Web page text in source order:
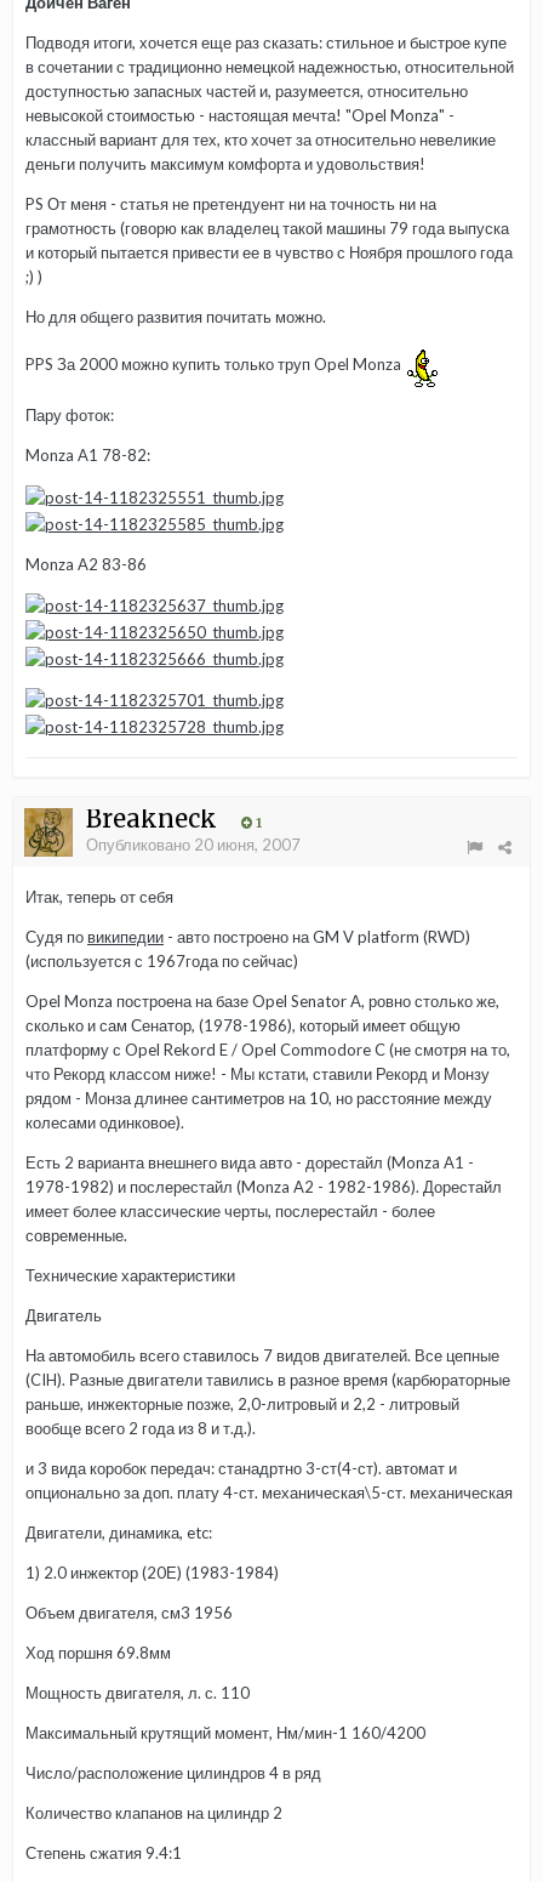
Подводя итоги, хочется еще раз сказать: стильное и быстрое купе
в сочетании с традиционно немецкой надежностью, относительной
доступностью запасных частей и, разумеется, относительно
невысокой стоимостью - настоящая мечта! "Opel Monza" -
классный вариант для тех, кто хочет за относительно невеликие
деньги получить максимум комфорта и удовольствия!
PS От меня - статья не претендуент ни на точность ни на
грамотность (говорю как владелец такой машины 79 года выпуска
и который пытается привести ее в чувство с Ноября прошлого года
;) )
Но для общего развития почитать можно.
PPS За 2000 можно купить только труп Opel Monza
Пару фоток:
Monza A1 78-82:
Monza A2 83-86
Breakneck 1
Опубликовано 20 июня, 2007
Итак, теперь от себя
Судя по википедии - авто построено на GM V platform (RWD)
(используется с 1967года по сейчас)
Opel Monza построена на базе Opel Senator A, ровно столько же,
сколько и сам Сенатор, (1978-1986), который имеет общую
платформу с Opel Rekord E / Opel Commodore C (не смотря на то,
что Рекорд классом ниже! - Мы кстати, ставили Рекорд и Монзу
рядом - Монза длинее сантиметров на 10, но расстояние между
колесами одинковое).
Есть 2 варианта внешнего вида авто - дорестайл (Monza A1 -
1978-1982) и послерестайл (Monza A2 - 1982-1986). Дорестайл
имеет более классические черты, послерестайл - более
современные.
Технические характеристики
Двигатель
На автомобиль всего ставилось 7 видов двигателей. Все цепные
(CIH). Разные двигатели тавились в разное время (карбюраторные
раньше, инжекторные позже, 2,0-литровый и 2,2 - литровый
вообще всего 2 года из 8 и т.д.).
и 3 вида коробок передач: станадртно 3-ст(4-ст). автомат и
опционально за доп. плату 4-ст. механическая\5-ст. механическая
Двигатели, динамика, etc:
1) 2.0 инжектор (20Е) (1983-1984)
Объем двигателя, см3 1956
Ход поршня 69.8мм
Мощность двигателя, л. с. 110
Максимальный крутящий момент, Нм/мин-1 160/4200
Число/расположение цилиндров 4 в ряд
Количество клапанов на цилиндр 2
Степень сжатия 9.4:1